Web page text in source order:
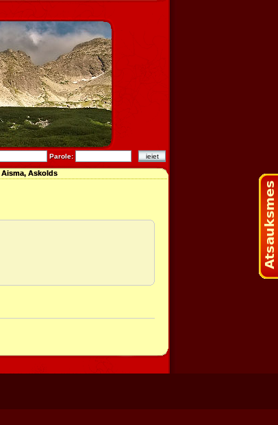
Parole:
Aisma, Askolds